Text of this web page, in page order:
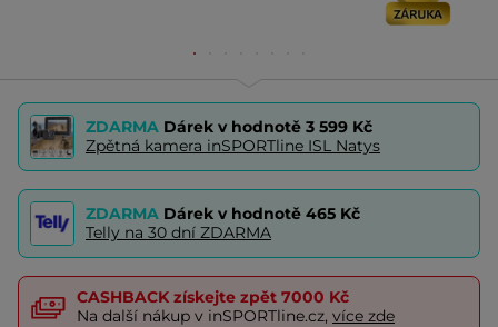
ZDARMA Dárek v hodnotě 3 599 Kč
Zpětná kamera inSPORTline ISL Natys
ZDARMA Dárek v hodnotě 465 Kč
Telly na 30 dní ZDARMA
CASHBACK získejte zpět 7000 Kč
Na další nákup v inSPORTline.cz, více zde